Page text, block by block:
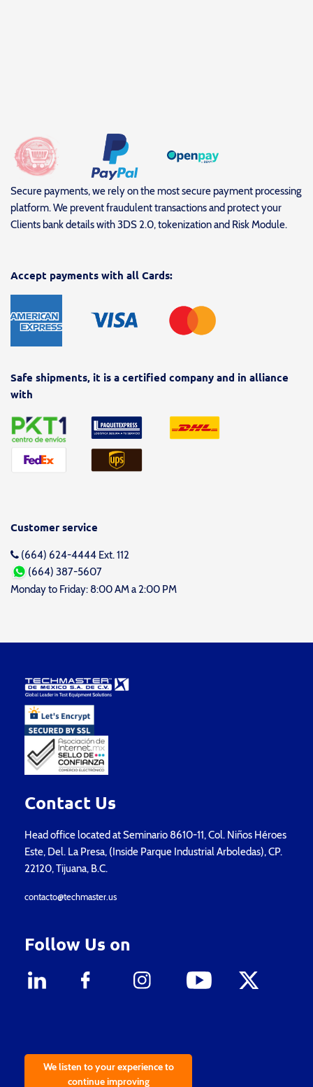
Secure payments, we rely on the most secure payment processing
platform. We prevent fraudulent transactions and protect your
Clients bank details with 3DS 2.0, tokenization and Risk Module.
Accept payments with all Cards:
Safe shipments, it is a certified company and in alliance
with
Customer service
(664) 624-4444 Ext. 112
(664) 387-5607
Monday to Friday: 8:00 AM a 2:00 PM
Contact Us
Head office located at Seminario 8610-11, Col. Niños Héroes
Este, Del. La Presa, (Inside Parque Industrial Arboledas), CP.
22120, Tijuana, B.C.
contacto@techmaster.us
Follow Us on
We listen to your experience to
continue improving